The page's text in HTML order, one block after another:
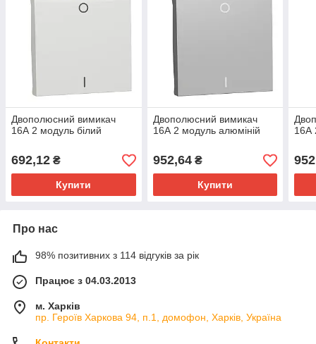
Двополюсний вимикач
16А 2 модуль білий
692,12 ₴
Купити
Двополюсний вимикач
16А 2 модуль алюміній
952,64₴
Купити
16А
Про нас
98% позитивних з 114 відгуків за рік
Працює з 04.03.2013
м. Харків
пр. Героїв Харкова 94, п.1, домофон, Харків, Україна